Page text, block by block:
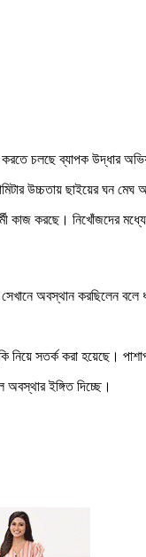
চলছে ব্যাপক উদ্ধার
উচ্চতায় ছাইয়ের ঘন
কাজ করছে। নিখোঁজদের
অবস্থান করছিলেন বলে
নিয়ে সতর্ক করা হয়েছে।
ইঙ্গিত দিচ্ছে।